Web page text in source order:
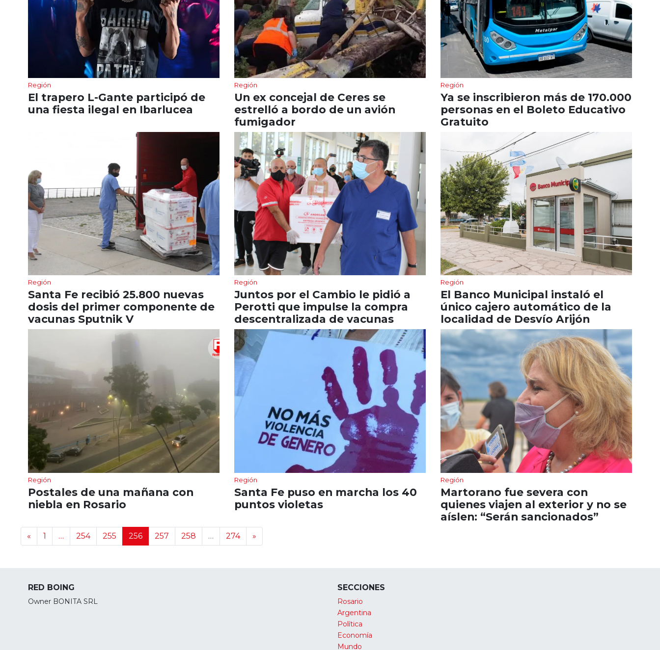
Región
El trapero L-Gante participó de
una fiesta ilegal en Ibarlucea
Región
Un ex concejal de Ceres se
estrelló a bordo de un avión
fumigador
Región
Ya se inscribieron más de 170.000
personas en el Boleto Educativo
Gratuito
Región
Santa Fe recibió 25.800 nuevas
dosis del primer componente de
vacunas Sputnik V
Región
Juntos por el Cambio le pidió a
Perotti que impulse la compra
descentralizada de vacunas
Región
El Banco Municipal instaló el
único cajero automático de la
localidad de Desvío Arijón
Región
Postales de una mañana con
niebla en Rosario
Región
Santa Fe puso en marcha los 40
puntos violetas
Región
Martorano fue severa con
quienes viajen al exterior y no se
aíslen: “Serán sancionados”
Navegación de noticias
« 1 … 254 255 256 257 258 … 274 »
RED BOING
Owner BONITA SRL
SECCIONES
Rosario
Argentina
Política
Economía
Mundo